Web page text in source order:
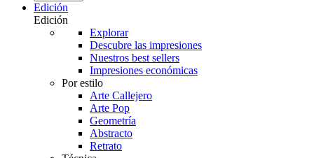
Edición
Edición
Explorar
Descubre las impresiones
Nuestros best sellers
Impresiones económicas
Por estilo
Arte Callejero
Arte Pop
Geometría
Abstracto
Retrato